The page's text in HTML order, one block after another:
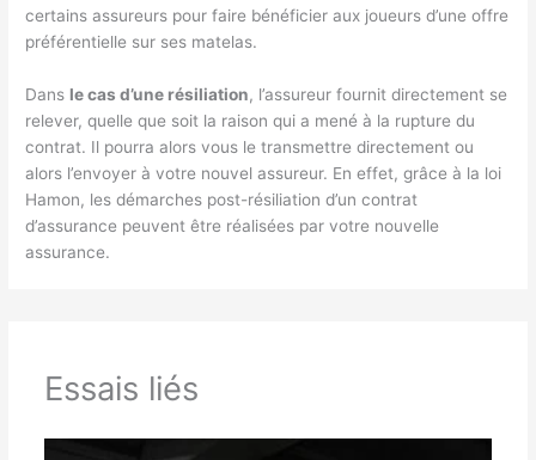
certains assureurs pour faire bénéficier aux joueurs d’une offre
préférentielle sur ses matelas.
Dans le cas d’une résiliation, l’assureur fournit directement se
relever, quelle que soit la raison qui a mené à la rupture du
contrat. Il pourra alors vous le transmettre directement ou
alors l’envoyer à votre nouvel assureur. En effet, grâce à la loi
Hamon, les démarches post-résiliation d’un contrat
d’assurance peuvent être réalisées par votre nouvelle
assurance.
Essais liés